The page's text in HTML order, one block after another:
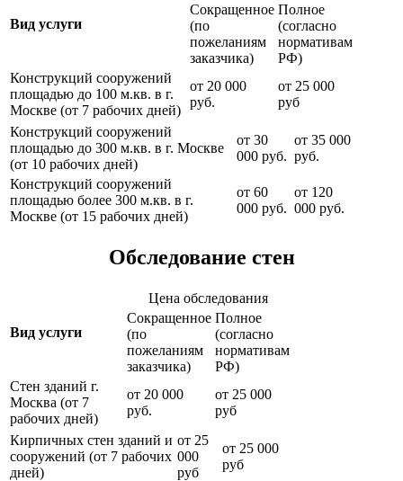
Вид услуги
Сокращенное
(по
пожеланиям
заказчика)
Полное
(согласно
нормативам
РФ)
Конструкций сооружений
площадью до 100 м.кв. в г.
Москве (от 7 рабочих дней)
от 20 000
руб.
от 25 000
руб
Конструкций сооружений
площадью до 300 м.кв. в г. Москве
(от 10 рабочих дней)
от 30
000 руб.
от 35 000
руб.
Конструкций сооружений
площадью более 300 м.кв. в г.
Москве (от 15 рабочих дней)
от 60
000 руб.
от 120
000 руб.
Обследование стен
Вид услуги
Цена обследования
Сокращенное
(по
пожеланиям
заказчика)
Полное
(согласно
нормативам
РФ)
Стен зданий г.
Москва (от 7
рабочих дней)
от 20 000
руб.
от 25 000
руб
Кирпичных стен зданий и
сооружений (от 7 рабочих
дней)
от 25
000
руб
от 25 000
руб